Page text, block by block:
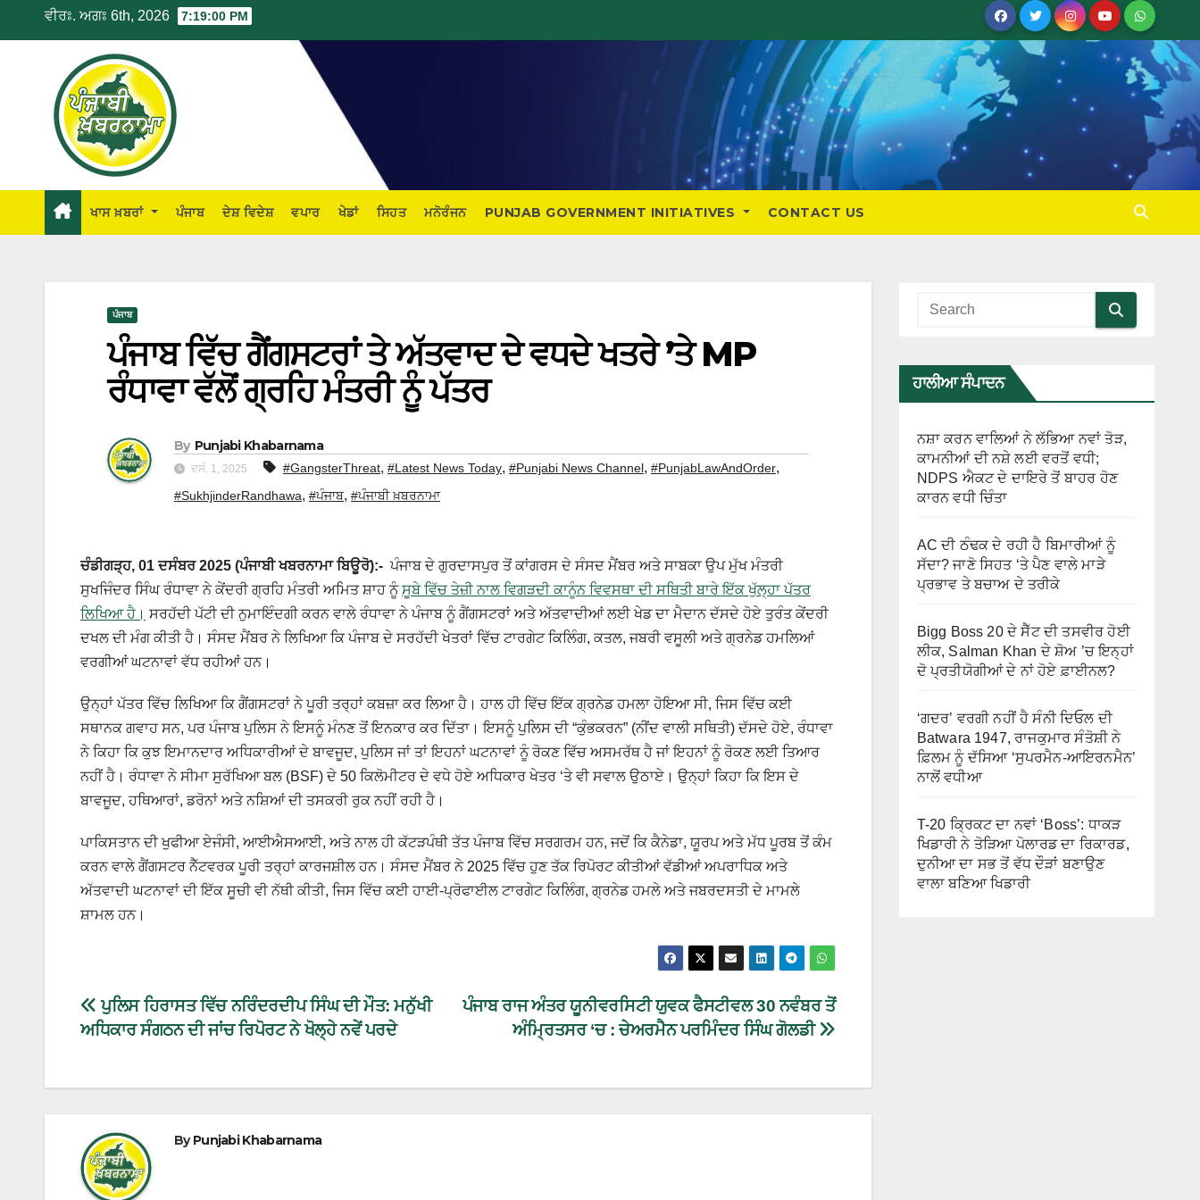
ਵੀਰਃ. ਅਗਃ 6th, 2026 7:19:01 PM
ਖਾਸ ਖ਼ਬਰਾਂ ਪੰਜਾਬ ਦੇਸ਼ ਵਿਦੇਸ਼ ਵਪਾਰ ਖੇਡਾਂ ਸਿਹਤ ਮਨੋਰੰਜਨ PUNJAB GOVERNMENT INITIATIVES CONTACT US
ਪੰਜਾਬ
ਪੰਜਾਬ ਵਿੱਚ ਗੈਂਗਸਟਰਾਂ ਤੇ ਅੱਤਵਾਦ ਦੇ ਵਧਦੇ ਖਤਰੇ ’ਤੇ MP
ਰੰਧਾਵਾ ਵੱਲੋਂ ਗ੍ਰਹਿ ਮੰਤਰੀ ਨੂੰ ਪੱਤਰ
By Punjabi Khabarnama
ਦਸੰ. 1, 2025 #GangsterThreat, #Latest News Today, #Punjabi News Channel, #PunjabLawAndOrder,
#SukhjinderRandhawa, #ਪੰਜਾਬ, #ਪੰਜਾਬੀ ਖ਼ਬਰਨਾਮਾ
ਚੰਡੀਗੜ੍ਹ, 01 ਦਸੰਬਰ 2025 (ਪੰਜਾਬੀ ਖਬਰਨਾਮਾ ਬਿਊਰੋ):- ਪੰਜਾਬ ਦੇ ਗੁਰਦਾਸਪੁਰ ਤੋਂ ਕਾਂਗਰਸ ਦੇ ਸੰਸਦ ਮੈਂਬਰ ਅਤੇ ਸਾਬਕਾ ਉਪ ਮੁੱਖ ਮੰਤਰੀ
ਸੁਖਜਿੰਦਰ ਸਿੰਘ ਰੰਧਾਵਾ ਨੇ ਕੇਂਦਰੀ ਗ੍ਰਹਿ ਮੰਤਰੀ ਅਮਿਤ ਸ਼ਾਹ ਨੂੰਸੂਬੇ ਵਿੱਚ ਤੇਜ਼ੀ ਨਾਲ ਵਿਗੜਦੀ ਕਾਨੂੰਨ ਵਿਵਸਥਾ ਦੀ ਸਥਿਤੀ ਬਾਰੇ ਇੱਕ ਖੁੱਲ੍ਹਾ ਪੱਤਰ
ਲਿਖਿਆ ਹੈ। ਸਰਹੱਦੀ ਪੱਟੀ ਦੀ ਨੁਮਾਇੰਦਗੀ ਕਰਨ ਵਾਲੇ ਰੰਧਾਵਾ ਨੇ ਪੰਜਾਬ ਨੂੰ ਗੈਂਗਸਟਰਾਂ ਅਤੇ ਅੱਤਵਾਦੀਆਂ ਲਈ ਖੇਡ ਦਾ ਮੈਦਾਨ ਦੱਸਦੇ ਹੋਏ ਤੁਰੰਤ ਕੇਂਦਰੀ
ਦਖਲ ਦੀ ਮੰਗ ਕੀਤੀ ਹੈ। ਸੰਸਦ ਮੈਂਬਰ ਨੇ ਲਿਖਿਆ ਕਿ ਪੰਜਾਬ ਦੇ ਸਰਹੱਦੀ ਖੇਤਰਾਂ ਵਿੱਚ ਟਾਰਗੇਟ ਕਿਲਿੰਗ, ਕਤਲ, ਜਬਰੀ ਵਸੂਲੀ ਅਤੇ ਗ੍ਰਨੇਡ ਹਮਲਿਆਂ
ਵਰਗੀਆਂ ਘਟਨਾਵਾਂ ਵੱਧ ਰਹੀਆਂ ਹਨ।
ਉਨ੍ਹਾਂ ਪੱਤਰ ਵਿੱਚ ਲਿਖਿਆ ਕਿ ਗੈਂਗਸਟਰਾਂ ਨੇ ਪੂਰੀ ਤਰ੍ਹਾਂ ਕਬਜ਼ਾ ਕਰ ਲਿਆ ਹੈ। ਹਾਲ ਹੀ ਵਿੱਚ ਇੱਕ ਗ੍ਰਨੇਡ ਹਮਲਾ ਹੋਇਆ ਸੀ, ਜਿਸ ਵਿੱਚ ਕਈ
ਸਥਾਨਕ ਗਵਾਹ ਸਨ, ਪਰ ਪੰਜਾਬ ਪੁਲਿਸ ਨੇ ਇਸਨੂੰ ਮੰਨਣ ਤੋਂ ਇਨਕਾਰ ਕਰ ਦਿੱਤਾ। ਇਸਨੂੰ ਪੁਲਿਸ ਦੀ “ਕੁੰਭਕਰਨ” (ਨੀਂਦ ਵਾਲੀ ਸਥਿਤੀ) ਦੱਸਦੇ ਹੋਏ, ਰੰਧਾਵਾ
ਨੇ ਕਿਹਾ ਕਿ ਕੁਝ ਇਮਾਨਦਾਰ ਅਧਿਕਾਰੀਆਂ ਦੇ ਬਾਵਜੂਦ, ਪੁਲਿਸ ਜਾਂ ਤਾਂ ਇਹਨਾਂ ਘਟਨਾਵਾਂ ਨੂੰ ਰੋਕਣ ਵਿੱਚ ਅਸਮਰੱਥ ਹੈ ਜਾਂ ਇਹਨਾਂ ਨੂੰ ਰੋਕਣ ਲਈ ਤਿਆਰ
ਨਹੀਂ ਹੈ। ਰੰਧਾਵਾ ਨੇ ਸੀਮਾ ਸੁਰੱਖਿਆ ਬਲ (BSF) ਦੇ 50 ਕਿਲੋਮੀਟਰ ਦੇ ਵਧੇ ਹੋਏ ਅਧਿਕਾਰ ਖੇਤਰ ‘ਤੇ ਵੀ ਸਵਾਲ ਉਠਾਏ। ਉਨ੍ਹਾਂ ਕਿਹਾ ਕਿ ਇਸ ਦੇ
ਬਾਵਜੂਦ, ਹਥਿਆਰਾਂ, ਡਰੋਨਾਂ ਅਤੇ ਨਸ਼ਿਆਂ ਦੀ ਤਸਕਰੀ ਰੁਕ ਨਹੀਂ ਰਹੀ ਹੈ।
ਪਾਕਿਸਤਾਨ ਦੀ ਖੁਫੀਆ ਏਜੰਸੀ, ਆਈਐਸਆਈ, ਅਤੇ ਨਾਲ ਹੀ ਕੱਟੜਪੰਥੀ ਤੱਤ ਪੰਜਾਬ ਵਿੱਚ ਸਰਗਰਮ ਹਨ, ਜਦੋਂ ਕਿ ਕੈਨੇਡਾ, ਯੂਰਪ ਅਤੇ ਮੱਧ ਪੂਰਬ ਤੋਂ ਕੰਮ
ਕਰਨ ਵਾਲੇ ਗੈਂਗਸਟਰ ਨੈੱਟਵਰਕ ਪੂਰੀ ਤਰ੍ਹਾਂ ਕਾਰਜਸ਼ੀਲ ਹਨ। ਸੰਸਦ ਮੈਂਬਰ ਨੇ 2025 ਵਿੱਚ ਹੁਣ ਤੱਕ ਰਿਪੋਰਟ ਕੀਤੀਆਂ ਵੱਡੀਆਂ ਅਪਰਾਧਿਕ ਅਤੇ
ਅੱਤਵਾਦੀ ਘਟਨਾਵਾਂ ਦੀ ਇੱਕ ਸੂਚੀ ਵੀ ਨੱਥੀ ਕੀਤੀ, ਜਿਸ ਵਿੱਚ ਕਈ ਹਾਈ-ਪ੍ਰੋਫਾਈਲ ਟਾਰਗੇਟ ਕਿਲਿੰਗ, ਗ੍ਰਨੇਡ ਹਮਲੇ ਅਤੇ ਜਬਰਦਸਤੀ ਦੇ ਮਾਮਲੇ
ਸ਼ਾਮਲ ਹਨ।
ਪੰਜਾਬ ਰਾਜ ਅੰਤਰ ਯੂਨੀਵਰਸਿਟੀ ਯੁਵਕ ਫੈਸਟੀਵਲ 30 ਨਵੰਬਰ ਤੋਂ
ਅੰਮ੍ਰਿਤਸਰ ‘ਚ : ਚੇਅਰਮੈਨ ਪਰਮਿੰਦਰ ਸਿੰਘ ਗੋਲਡੀ
ਪੁਲਿਸ ਹਿਰਾਸਤ ਵਿੱਚ ਨਰਿੰਦਰਦੀਪ ਸਿੰਘ ਦੀ ਮੌਤ: ਮਨੁੱਖੀ
ਅਧਿਕਾਰ ਸੰਗਠਨ ਦੀ ਜਾਂਚ ਰਿਪੋਰਟ ਨੇ ਖੋਲ੍ਹੇ ਨਵੇਂ ਪਰਦੇ
ByPunjabi Khabarnama
ਹਾਲੀਆ ਸੰਪਾਦਨ
ਨਸ਼ਾ ਕਰਨ ਵਾਲਿਆਂ ਨੇ ਲੱਭਿਆ ਨਵਾਂ ਤੋੜ,
ਕਾਮਨੀਆਂ ਦੀ ਨਸ਼ੇ ਲਈ ਵਰਤੋਂ ਵਧੀ;
NDPS ਐਕਟ ਦੇ ਦਾਇਰੇ ਤੋਂ ਬਾਹਰ ਹੋਣ
ਕਾਰਨ ਵਧੀ ਚਿੰਤਾ
AC ਦੀ ਠੰਢਕ ਦੇ ਰਹੀ ਹੈ ਬਿਮਾਰੀਆਂ ਨੂੰ
ਸੱਦਾ? ਜਾਣੋ ਸਿਹਤ ‘ਤੇ ਪੈਣ ਵਾਲੇ ਮਾੜੇ
ਪ੍ਰਭਾਵ ਤੇ ਬਚਾਅ ਦੇ ਤਰੀਕੇ
Bigg Boss 20 ਦੇ ਸੈੱਟ ਦੀ ਤਸਵੀਰ ਹੋਈ
ਲੀਕ, Salman Khan ਦੇ ਸ਼ੋਅ ’ਚ ਇਨ੍ਹਾਂ
ਦੋ ਪ੍ਰਤੀਯੋਗੀਆਂ ਦੇ ਨਾਂ ਹੋਏ ਫ਼ਾਈਨਲ?
‘ਗਦਰ’ ਵਰਗੀ ਨਹੀਂ ਹੈ ਸੰਨੀ ਦਿਓਲ ਦੀ
Batwara 1947, ਰਾਜਕੁਮਾਰ ਸੰਤੋਸ਼ੀ ਨੇ
ਫ਼ਿਲਮ ਨੂੰ ਦੱਸਿਆ ‘ਸੁਪਰਮੈਨ-ਆਇਰਨਮੈਨ’
ਨਾਲੋਂ ਵਧੀਆ
T-20 ਕ੍ਰਿਕਟ ਦਾ ਨਵਾਂ ‘Boss’: ਧਾਕੜ
ਖਿਡਾਰੀ ਨੇ ਤੋੜਿਆ ਪੋਲਾਰਡ ਦਾ ਰਿਕਾਰਡ,
ਦੁਨੀਆ ਦਾ ਸਭ ਤੋਂ ਵੱਧ ਦੌੜਾਂ ਬਣਾਉਣ
ਵਾਲਾ ਬਣਿਆ ਖਿਡਾਰੀ